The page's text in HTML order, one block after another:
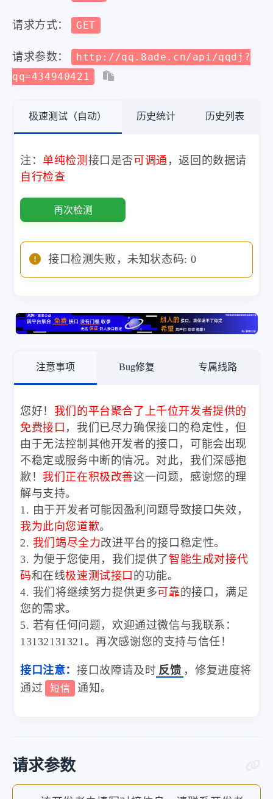
请求方式： GET
请求参数：
http://qq.8ade.cn/api/qqdj?
qq=434940421
极速测试（自动） 历史统计 历史列表
注： 单纯检测 接口是否 可调通 ，返回的数据请
自行检查
再次检测
接口检测失败，未知状态码: 0
注意事项 Bug修复 专属线路
您好！ 我们的平台聚合了上千位开发者提供的
免费接口 ，我们已尽力确保接口的稳定性，但
由于无法控制其他开发者的接口，可能会出现
不稳定或服务中断的情况。对此，我们深感抱
歉！ 我们正在积极改善这一问题，感谢您的理
解与支持。
1. 由于开发者可能因盈利问题导致接口失效，
我为此向您道歉。
2. 我们竭尽全力改进平台的接口稳定性。
3. 为便于您使用，我们提供了智能生成对接代
码和在线极速测试接口 的功能。
4. 我们将继续努力提供更多可靠的接口，满足
您的需求。
5. 若有任何问题，欢迎通过微信与我联系：
13132131321。再次感谢您的支持与信任！
接口注意： 接口故障请及时 反馈 ，修复进度将
通过
短信 通知。
请求参数